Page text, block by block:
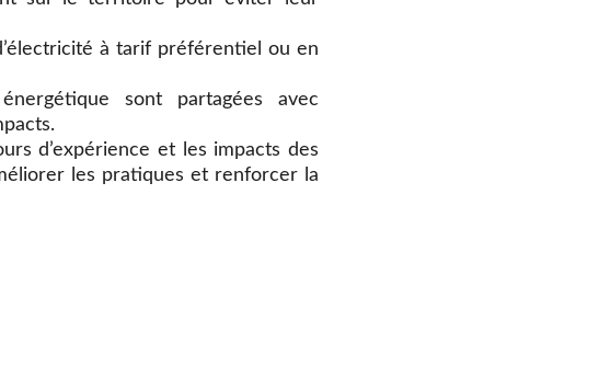
à tarif préférentiel ou en
sont partagées avec
d’expérience et les impacts des
les pratiques et renforcer la